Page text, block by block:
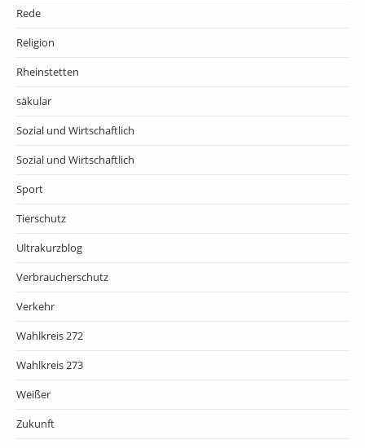
Rede
Religion
Rheinstetten
säkular
Sozial und Wirtschaftlich
Sozial und Wirtschaftlich
Sport
Tierschutz
Ultrakurzblog
Verbraucherschutz
Verkehr
Wahlkreis 272
Wahlkreis 273
Weißer
Zukunft